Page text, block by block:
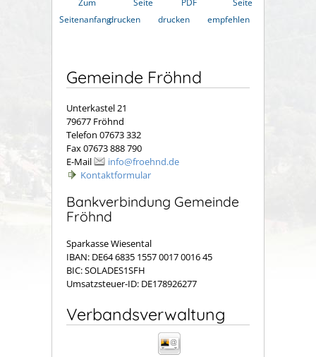
Seitenanfangdrucken
drucken
empfehlen
Gemeinde Fröhnd
Unterkastel 21
79677 Fröhnd
Telefon 07673 332
Fax 07673 888 790
E-Mail
info@froehnd.de
Kontaktformular
Bankverbindung Gemeinde
Fröhnd
Sparkasse Wiesental
IBAN: DE64 6835 1557 0017 0016 45
BIC: SOLADES1SFH
Umsatzsteuer-ID: DE178926277
Verbandsverwaltung